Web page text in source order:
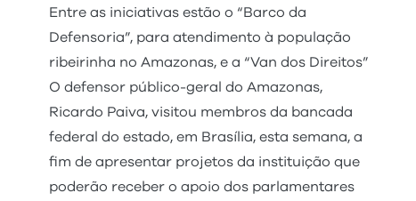
Entre as iniciativas estão o “Barco da
Defensoria”, para atendimento à população
ribeirinha no Amazonas, e a “Van dos Direitos”
O defensor público-geral do Amazonas,
Ricardo Paiva, visitou membros da bancada
federal do estado, em Brasília, esta semana, a
fim de apresentar projetos da instituição que
poderão receber o apoio dos parlamentares